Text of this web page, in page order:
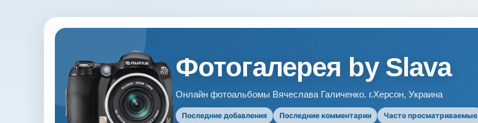
Фотогалерея by Slava
Онлайн фотоальбомы Вячеслава Галиченко. г.Херсон, Украина
Последние добавления Последние комментарии Часто просматриваемые